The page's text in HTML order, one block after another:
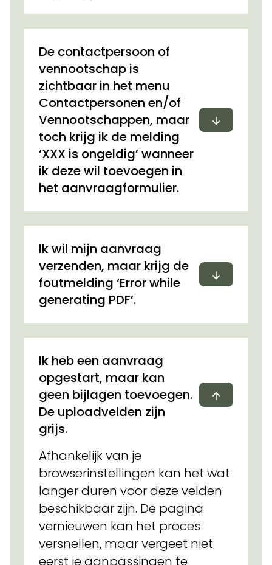
De contactpersoon of
vennootschap is
zichtbaar in het menu
Contactpersonen en/of
Vennootschappen, maar
toch krijg ik de melding
‘XXX is ongeldig’ wanneer
ik deze wil toevoegen in
het aanvraagformulier.
Uitvouwen
Ik wil mijn aanvraag
verzenden, maar krijg de
foutmelding ‘Error while
generating PDF’.
Uitvouwen
Ik heb een aanvraag
opgestart, maar kan
geen bijlagen toevoegen.
De uploadvelden zijn
grijs.
Afhankelijk van je
browserinstellingen kan het wat
langer duren voor deze velden
beschikbaar zijn. De pagina
vernieuwen kan het proces
versnellen, maar vergeet niet
eerst je aanpassingen te